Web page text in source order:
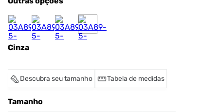
Cinza
Descubra seu tamanho Tabela de medidas
Tamanho